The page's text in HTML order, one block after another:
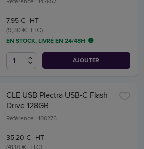
7,95 € HT
(9,30 € TTC)
EN STOCK, LIVRÉ EN 24/48H
AJOUTER
CLE USB Plectra USB-C Flash
Drive 128GB
Référence : 100275
35,20 € HT
(41,18 € TTC)